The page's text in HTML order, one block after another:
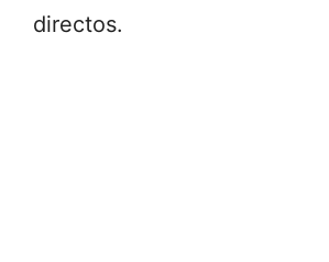
directos.